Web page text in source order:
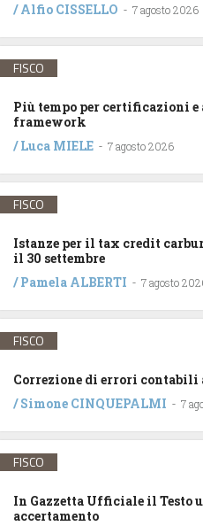
/Alfio CISSELLO - 7 agosto 2026
FISCO
Più tempo per certificazioni
framework
/Luca MIELE - 7 agosto 2026
FISCO
Istanze per il tax credit
il 30 settembre
/Pamela ALBERTI - 7 agosto
FISCO
Correzione di errori contabili
/Simone CINQUEPALMI - 7
FISCO
In Gazzetta Ufficiale il Testo
accertamento